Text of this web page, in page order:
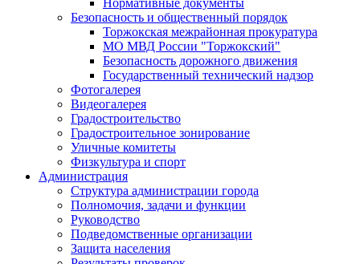
Нормативные документы
Безопасность и общественный порядок
Торжокская межрайонная прокуратура
МО МВД России "Торжокский"
Безопасность дорожного движения
Государственный технический надзор
Фотогалерея
Видеогалерея
Градостроительство
Градостроительное зонирование
Уличные комитеты
Физкультура и спорт
Администрация
Структура администрации города
Полномочия, задачи и функции
Руководство
Подведомственные организации
Защита населения